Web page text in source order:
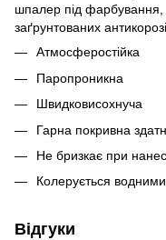
шпалер під
заґрунтованих
Атмосферостійка
Паропроникна
Швидковисохнуча
Гарна покривна
Не бризкає при
Колерується
Відгуки